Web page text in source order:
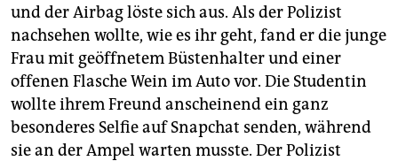
berlin
nord
wahrheit
verlag
und der Airbag löste sich aus. Als der Polizist
nachsehen wollte, wie es ihr geht, fand er die junge
Frau mit geöffnetem Büstenhalter und einer
offenen Flasche Wein im Auto vor. Die Studentin
wollte ihrem Freund anscheinend ein ganz
besonderes Selfie auf Snapchat senden, während
sie an der Ampel warten musste. Der Polizist